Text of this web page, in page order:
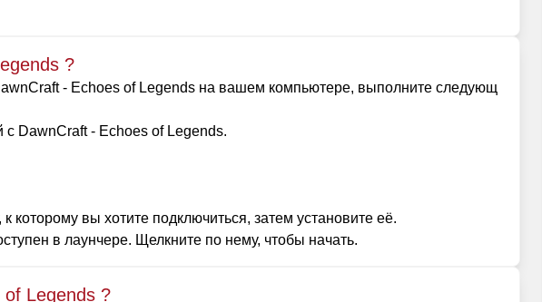
?
- Echoes of Legends на вашем компьютере, выполните следующ
DawnCraft - Echoes of Legends.
вы хотите подключиться, затем установите её.
в лаунчере. Щелкните по нему, чтобы начать.
of Legends ?